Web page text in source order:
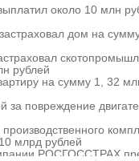
около 10 млн
дом на
рублей
на сумму 1, 32
повреждение
млрд рублей
РОСГОССТРАХ